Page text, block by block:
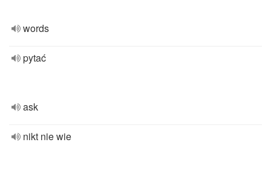
words
pytać
ask
nikt nie wie